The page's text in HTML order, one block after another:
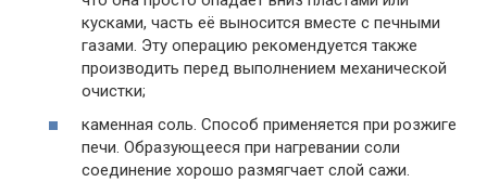
кусками, часть её выносится вместе с печными
газами. Эту операцию рекомендуется также
производить перед выполнением механической
очистки;
каменная соль. Способ применяется при розжиге
печи. Образующееся при нагревании соли
соединение хорошо размягчает слой сажи.